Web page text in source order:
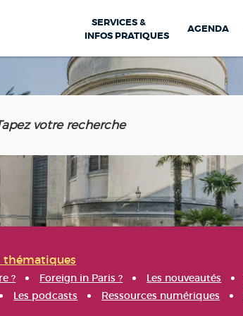
SERVICES &
INFOS PRATIQUES
AGENDA
thématiques
? Foreign in Paris ? Les nouveautés
Les podcasts Ressources numériques